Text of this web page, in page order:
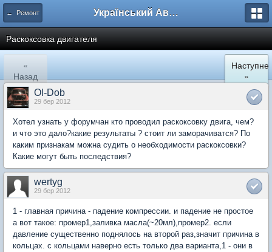
← Ремонт Український Автоклуб ВАЗ
Раскоксовка двигателя
«
Назад
Наступне
»
Ol-Dob
29 бер 2012
Хотел узнать у форумчан кто проводил раскоксовку двига, чем?
и что это дало?какие результаты ? стоит ли заморачиватся? По
каким признакам можна судить о необходимости раскоксовки?
Какие могут быть последствия?
wertyg
29 бер 2012
1 - главная причина - падение компрессии. и падение не простое
а вот такое: промер1,заливка масла(~20мл),промер2. если
давление существенно поднялось на второй раз,значит причина в
кольцах. с кольцами наверно есть только два варианта,1 - они в